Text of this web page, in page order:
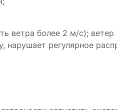
ветра более 2 м/с); ветер
регулярное